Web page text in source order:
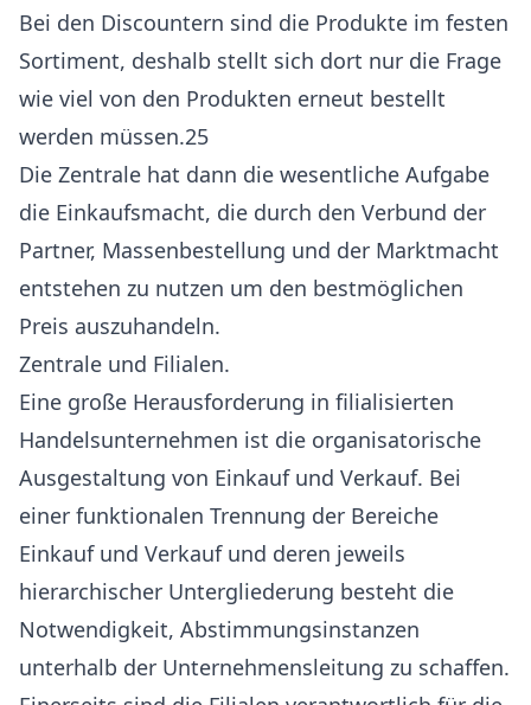
Bei den Discountern sind die Produkte im festen
Sortiment, deshalb stellt sich dort nur die Frage
wie viel von den Produkten erneut bestellt
werden müssen.25
Die Zentrale hat dann die wesentliche Aufgabe
die Einkaufsmacht, die durch den Verbund der
Partner, Massenbestellung und der Marktmacht
entstehen zu nutzen um den bestmöglichen
Preis auszuhandeln.
Zentrale und Filialen.
Eine große Herausforderung in filialisierten
Handelsunternehmen ist die organisatorische
Ausgestaltung von Einkauf und Verkauf. Bei
einer funktionalen Trennung der Bereiche
Einkauf und Verkauf und deren jeweils
hierarchischer Untergliederung besteht die
Notwendigkeit, Abstimmungsinstanzen
unterhalb der Unternehmensleitung zu schaffen.